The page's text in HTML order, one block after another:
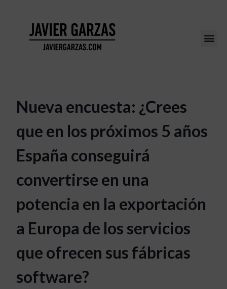
Nueva encuesta: ¿Crees
que en los próximos 5 años
España conseguirá
convertirse en una
potencia en la exportación
a Europa de los servicios
que ofrecen sus fábricas
software?